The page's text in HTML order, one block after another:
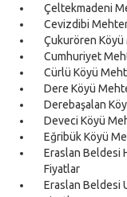
Çeltekmadeni
Cevizdibi Mehter
Çukurören Köyü
Cumhuriyet
Cürlü Köyü
Dere Köyü
Derebaşalan
Deveci Köyü
Eğribük Köyü
Eraslan Beldesi
Fiyatlar
Eraslan Beldesi